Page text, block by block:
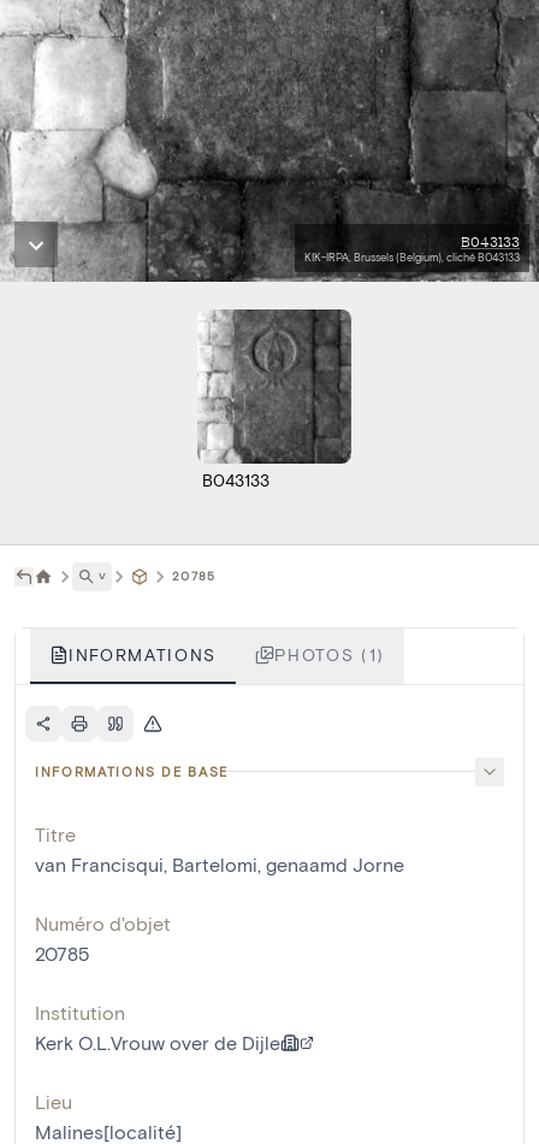
B043133
KIK-IRPA, Brussels (Belgium), cliché B043133
B043133
˅ 20785
INFORMATIONS PHOTOS (1)
INFORMATIONS DE BASE
Titre
van Francisqui, Bartelomi, genaamd Jorne
Numéro d'objet
20785
Institution
Kerk O.L.Vrouw over de Dijle
Lieu
Malines[localité]